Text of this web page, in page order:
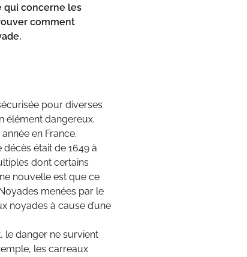
qui concerne les
comment
pour diverses
élément dangereux.
en France.
décès était de 1649 à
dont certains
nouvelle est que ce
menées par le
noyades à cause d’une
le danger ne survient
les carreaux